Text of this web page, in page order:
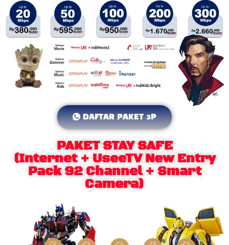
DAFTAR PAKET 3P
PAKET STAY SAFE
(Internet + UseeTV New Entry
Pack 92 Channel + Smart
Camera)